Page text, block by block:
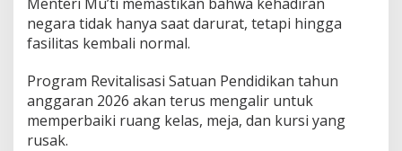
negara tidak hanya saat darurat, tetapi hingga
fasilitas kembali normal.
Program Revitalisasi Satuan Pendidikan tahun
anggaran 2026 akan terus mengalir untuk
memperbaiki ruang kelas, meja, dan kursi yang
rusak.